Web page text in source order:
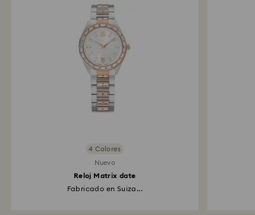
4 Colores
Nuevo
Reloj Matrix date
Fabricado en Suiza...